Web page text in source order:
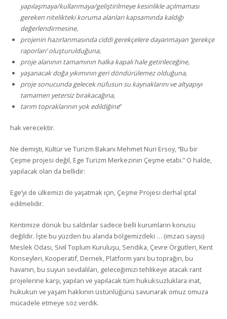
yapılaşmaya/kullanmaya/geliştirilmeye kesinlikle açılmaması
gereken nitelikteki koruma alanları kapsamında kaldığı
değerlendirmesine,
projenin hazırlanmasında ciddi gerekçelere dayanmayan ‘gerekçe
raporları’ oluşturulduğuna,
proje alanının tamamının halka kapalı hale getirileceğine,
yaşanacak doğa yıkımının geri döndürülemez olduğuna,
proje sonucunda gelecek nüfusun su kaynaklarını ve altyapıyı
tamamen yetersiz bırakacağına,
tarım topraklarının yok edildiğine”
hak verecektir.
Ne demişti, Kültür ve Turizm Bakanı Mehmet Nuri Ersoy, “Bu bir
Çeşme projesi değil, Ege Turizm Merkezinin Çeşme etabı.” O halde,
yapılacak olan da bellidir:
Ege’yi de ülkemizi de yaşatmak için, Çeşme Projesi derhal iptal
edilmelidir.
Kentimize dönük bu saldırılar sadece belli kurumların konusu
değildir. İşte bu yüzden bu alanda bölgemizdeki … (imzacı sayısı)
Meslek Odası, Sivil Toplum Kuruluşu, Sendika, Çevre Örgütleri, Kent
Konseyleri, Kooperatif, Dernek, Platform yani bu toprağın, bu
havanın, bu suyun sevdalıları, geleceğimizi tehlikeye atacak rant
projelerine karşı, yapılan ve yapılacak tüm hukuksuzluklara inat,
hukukun ve yaşam hakkının üstünlüğünü savunarak omuz omuza
mücadele etmeye söz verdik.